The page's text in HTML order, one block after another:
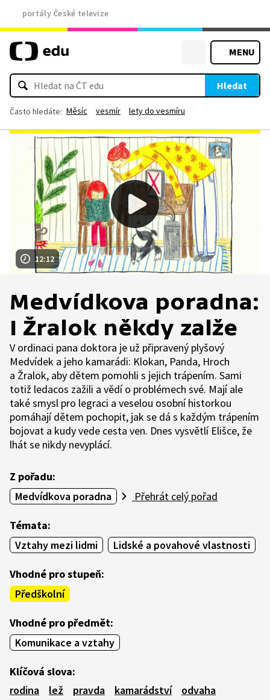
portály České televize
MENU
Hledat
Často hledáte: Měsíc vesmír lety do vesmíru
12:12
Medvídkova poradna:
I Žralok někdy zalže
V ordinaci pana doktora je už připravený plyšový
Medvídek a jeho kamarádi: Klokan, Panda, Hroch
a Žralok, aby dětem pomohli s jejich trápením. Sami
totiž ledacos zažili a vědí o problémech své. Mají ale
také smysl pro legraci a veselou osobní historkou
pomáhají dětem pochopit, jak se dá s každým trápením
bojovat a kudy vede cesta ven. Dnes vysvětlí Elišce, že
lhát se nikdy nevyplácí.
Z pořadu:
Medvídkova poradna
Přehrát celý pořad
Témata:
Vztahy mezi lidmi
Lidské a povahové vlastnosti
Vhodné pro stupeň:
Předškolní
Vhodné pro předmět:
Komunikace a vztahy
Klíčová slova:
rodina
lež pravda kamarádství
odvaha